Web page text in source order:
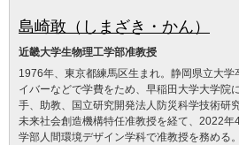
島崎敢（しまざき・かん）
近畿大学生物理工学部准教授
1976年、東京都練馬区生まれ。静岡県立大学
イバーなどで学費をため、早稲田大学大学院
手、助教、国立研究開発法人防災科学技術研
未来社会創造機構特任准教授を経て、2022年
学部人間環境デザイン学科で准教授を務める